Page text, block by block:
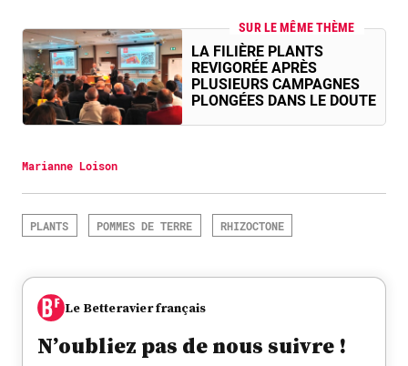
SUR LE MÊME THÈME
LA FILIÈRE PLANTS
REVIGORÉE APRÈS
PLUSIEURS CAMPAGNES
PLONGÉES DANS LE DOUTE
Marianne Loison
PLANTS POMMES DE TERRE RHIZOCTONE
Le Betteravier français
N’oubliez pas de nous suivre !